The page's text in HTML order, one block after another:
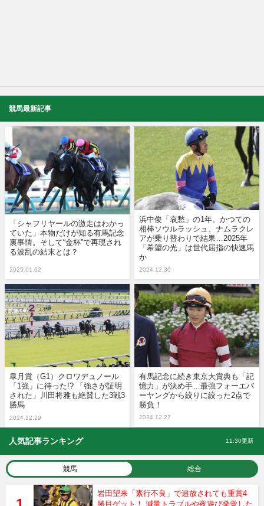
競馬最新記事
「シャフリヤールの激走はわかっ
ていた」本物だけが知る有馬記念
裏事情。そして“金杯”で再現され
る波乱の結末とは？
2025.01.02
浜中俊「哀愁」の1年。かつての
相棒ソウルラッシュ、ナムラクレ
アが乗り替わりで結果…2025年
「希望の光」は世代屈指の快速馬
か
2024.12.30
皐月賞（G1）クロワデュノール
「1強」に待った!? 「強さが証明
された」川田将雅も絶賛した3戦3
勝馬
2024.12.29
有馬記念に続き東京大賞典も「記
憶力」が決め手…最強フォーエバ
ーヤングから絞りに絞った2点で
勝負！
2024.12.27
人気記事ランキング 11:30更新
競馬 総合
岩田望来「素行不良」で追放されても重賞4
勝目ゲット！ 減量トラブルや夜遊び発覚した